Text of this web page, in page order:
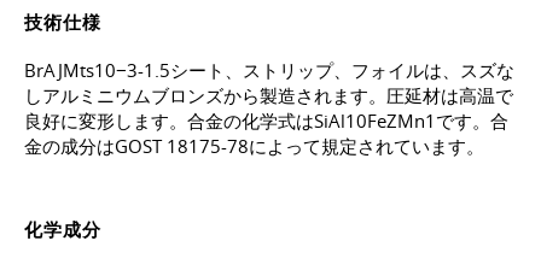
技術仕様
BrAJMts10−3-1.5シート、ストリップ、フォイルは、スズな
しアルミニウムブロンズから製造されます。圧延材は高温で
良好に変形します。合金の化学式はSiAl10FeZMn1です。合
金の成分はGOST 18175-78によって規定されています。
化学成分